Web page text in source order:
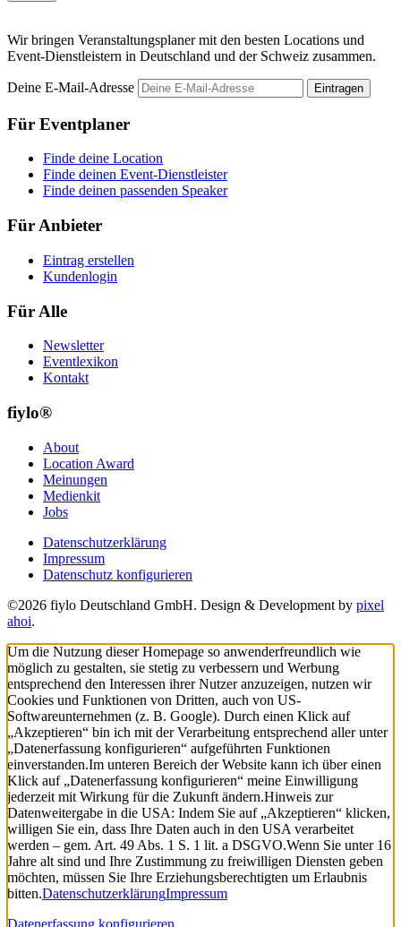
Wir bringen Veranstaltungsplaner mit den besten Locations und
Event-Dienstleistern in Deutschland und der Schweiz zusammen.
Deine E-Mail-Adresse Eintragen
Für Eventplaner
Finde deine Location
Finde deinen Event-Dienstleister
Finde deinen passenden Speaker
Für Anbieter
Eintrag erstellen
Kundenlogin
Für Alle
Newsletter
Eventlexikon
Kontakt
fiylo®
About
Location Award
Meinungen
Medienkit
Jobs
Datenschutzerklärung
Impressum
Datenschutz konfigurieren
©2026 fiylo Deutschland GmbH. Design & Development by pixel
ahoi.
Um die Nutzung dieser Homepage so anwenderfreundlich wie
möglich zu gestalten, sie stetig zu verbessern und Werbung
entsprechend den Interessen ihrer Nutzer anzuzeigen, nutzen wir
Cookies und Funktionen von Dritten, auch von US-
Softwareunternehmen (z. B. Google). Durch einen Klick auf
„Akzeptieren“ bin ich mit der Verarbeitung entsprechend aller unter
„Datenerfassung konfigurieren“ aufgeführten Funktionen
einverstanden.Im unteren Bereich der Website kann ich über einen
Klick auf „Datenerfassung konfigurieren“ meine Einwilligung
jederzeit mit Wirkung für die Zukunft ändern.Hinweis zur
Datenweitergabe in die USA: Indem Sie auf „Akzeptieren“ klicken,
willigen Sie ein, dass Ihre Daten auch in den USA verarbeitet
werden – gem. Art. 49 Abs. 1 S. 1 lit. a DSGVO.Wenn Sie unter 16
Jahre alt sind und Ihre Zustimmung zu freiwilligen Diensten geben
möchten, müssen Sie Ihre Erziehungsberechtigten um Erlaubnis
bitten.DatenschutzerklärungImpressum
Datenerfassung konfigurieren